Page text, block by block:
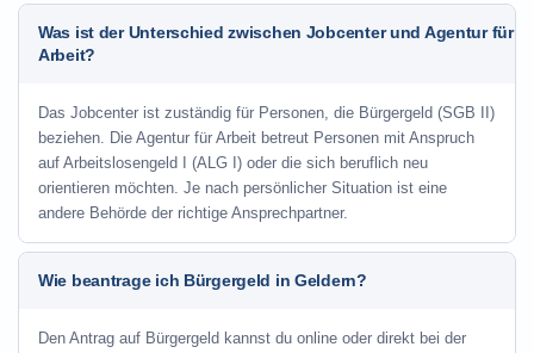
Was ist der Unterschied zwischen Jobcenter und Agentur für
Arbeit?
Das Jobcenter ist zuständig für Personen, die Bürgergeld (SGB II)
beziehen. Die Agentur für Arbeit betreut Personen mit Anspruch
auf Arbeitslosengeld I (ALG I) oder die sich beruflich neu
orientieren möchten. Je nach persönlicher Situation ist eine
andere Behörde der richtige Ansprechpartner.
Wie beantrage ich Bürgergeld in Geldern?
Den Antrag auf Bürgergeld kannst du online oder direkt bei der